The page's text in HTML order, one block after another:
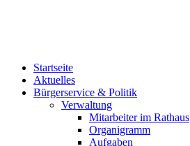
Startseite
Aktuelles
Bürgerservice & Politik
Verwaltung
Mitarbeiter im Rathaus
Organigramm
Aufgaben